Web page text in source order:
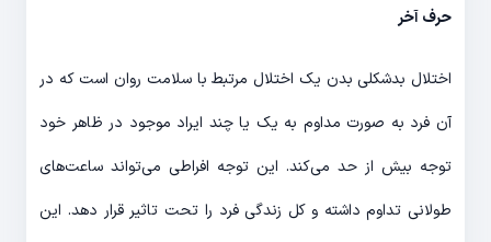
حرف آخر
اختلال بدشکلی بدن یک اختلال مرتبط با سلامت روان است که در
آن فرد به صورت مداوم به یک یا چند ایراد موجود در ظاهر خود
توجه بیش از حد می‌کند. این توجه افراطی می‌تواند ساعت‌های
طولانی تداوم داشته و کل زندگی فرد را تحت تاثیر قرار دهد. این